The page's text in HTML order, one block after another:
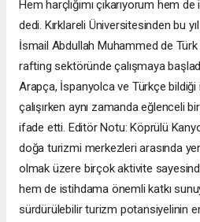
Hem harçlığımı çıkarıyorum hem
dedi. Kırklareli Üniversitesinden bu
İsmail Abdullah Muhammed de
rafting sektöründe çalışmaya
Arapça, İspanyolca ve Türkçe bildiği
çalışırken aynı zamanda eğlenceli
ifade etti. Editör Notu: Köprülü
doğa turizmi merkezleri arasında
olmak üzere birçok aktivite
hem de istihdama önemli katkı
sürdürülebilir turizm potansiyelinin